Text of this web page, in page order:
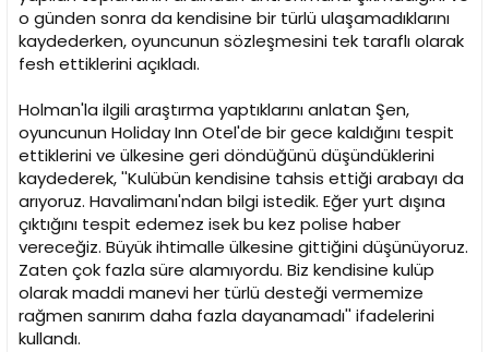
o günden sonra da kendisine bir türlü ulaşamadıklarını
kaydederken, oyuncunun sözleşmesini tek taraflı olarak
fesh ettiklerini açıkladı.
Holman'la ilgili araştırma yaptıklarını anlatan Şen,
oyuncunun Holiday Inn Otel'de bir gece kaldığını tespit
ettiklerini ve ülkesine geri döndüğünü düşündüklerini
kaydederek, ''Kulübün kendisine tahsis ettiği arabayı da
arıyoruz. Havalimanı'ndan bilgi istedik. Eğer yurt dışına
çıktığını tespit edemez isek bu kez polise haber
vereceğiz. Büyük ihtimalle ülkesine gittiğini düşünüyoruz.
Zaten çok fazla süre alamıyordu. Biz kendisine kulüp
olarak maddi manevi her türlü desteği vermemize
rağmen sanırım daha fazla dayanamadı'' ifadelerini
kullandı.